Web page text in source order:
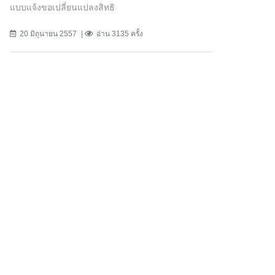
แบบแจ้งขอเปลี่ยนแปลงสิทธิ
20 มิถุนายน 2557 อ่าน 3135 ครั้ง